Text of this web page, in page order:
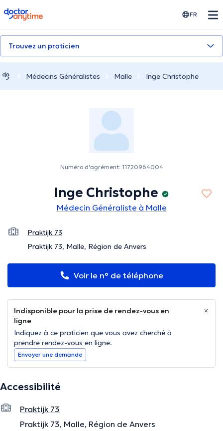
doctoranytime FR
Trouvez un praticien
Médecins Généralistes Malle Inge Christophe
Numéro d'agrément: 11720964004
Inge Christophe
Médecin Généraliste à Malle
Praktijk 73
Praktijk 73, Malle, Région de Anvers
Voir le n° de téléphone
Indisponible pour la prise de rendez-vous en
ligne
Indiquez à ce praticien que vous avez cherché à
prendre rendez-vous en ligne.
Envoyer une demande
Accessibilité
Praktijk 73
Praktijk 73, Malle, Région de Anvers